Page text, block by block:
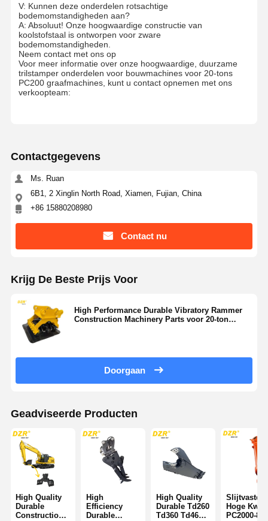
V: Kunnen deze onderdelen rotsachtige
bodemomstandigheden aan?
A: Absoluut! Onze hoogwaardige constructie van
koolstofstaal is ontworpen voor zware
bodemomstandigheden.
Neem contact met ons op
Voor meer informatie over onze hoogwaardige, duurzame
trilstamper onderdelen voor bouwmachines voor 20-tons
PC200 graafmachines, kunt u contact opnemen met ons
verkoopteam:
Contactgegevens
Ms. Ruan
6B1, 2 Xinglin North Road, Xiamen, Fujian, China
+86 15880208980
Contact nu
Krijg De Beste Prijs Voor
High Performance Durable Vibratory Rammer
Construction Machinery Parts voor 20-ton
Doorgaan
Geadviseerde Producten
High Quality
Durable
Construction
High
Efficiency
Durable
High Quality
Durable Td260
Td360 Td460
Slijtvaste
Hoge
PC2000-8